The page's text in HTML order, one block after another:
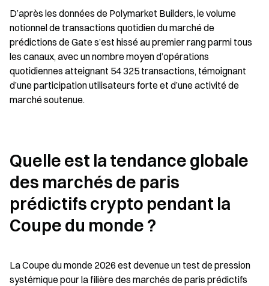
D’après les données de Polymarket Builders, le volume
notionnel de transactions quotidien du marché de
prédictions de Gate s’est hissé au premier rang parmi tous
les canaux, avec un nombre moyen d’opérations
quotidiennes atteignant 54 325 transactions, témoignant
d’une participation utilisateurs forte et d’une activité de
marché soutenue.
Quelle est la tendance globale
des marchés de paris
prédictifs crypto pendant la
Coupe du monde ?
La Coupe du monde 2026 est devenue un test de pression
systémique pour la filière des marchés de paris prédictifs